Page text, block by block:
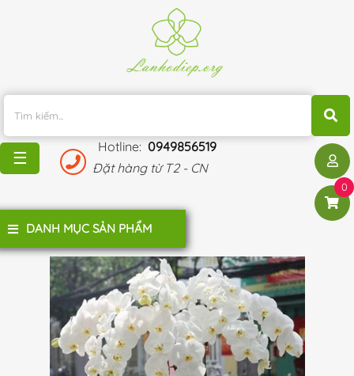
Hotline: 0949856519
Đặt hàng từ T2 - CN
0
MÃI
BLOG
HÀNG
LIÊN
HỆ
☰
DANH MỤC SẢN PHẨM